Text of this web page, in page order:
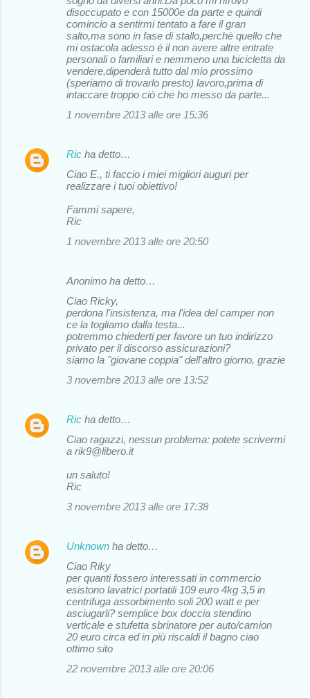
disoccupato e con 15000e da parte e quindi
comincio a sentirmi tentato a fare il gran
salto,ma sono in fase di stallo,perchè quello che
mi ostacola adesso è il non avere altre entrate
personali o familiari e nemmeno una bicicletta da
vendere,dipenderà tutto dal mio prossimo
(speriamo di trovarlo presto) lavoro,prima di
intaccare troppo ciò che ho messo da parte...
1 novembre 2013 alle ore 15:36
Ric ha detto…
Ciao E., ti faccio i miei migliori auguri per
realizzare i tuoi obiettivo!
Fammi sapere,
Ric
1 novembre 2013 alle ore 20:50
Anonimo ha detto…
Ciao Ricky,
perdona l'insistenza, ma l'idea del camper non
ce la togliamo dalla testa...
potremmo chiederti per favore un tuo indirizzo
privato per il discorso assicurazioni?
siamo la "giovane coppia" dell'altro giorno, grazie
3 novembre 2013 alle ore 13:52
Ric ha detto…
Ciao ragazzi, nessun problema: potete scrivermi
a rik9@libero.it
un saluto!
Ric
3 novembre 2013 alle ore 17:38
Unknown ha detto…
Ciao Riky
per quanti fossero interessati in commercio
esistono lavatrici portatili 109 euro 4kg 3,5 in
centrifuga assorbimento soli 200 watt e per
asciugarli? semplice box doccia stendino
verticale e stufetta sbrinatore per auto/camion
20 euro circa ed in più riscaldi il bagno ciao
ottimo sito
22 novembre 2013 alle ore 20:06